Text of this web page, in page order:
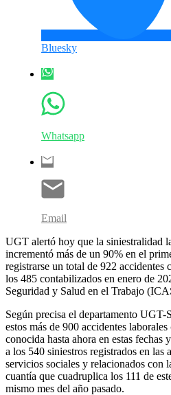
Bluesky
Whatsapp
Email
UGT alertó hoy que la siniestralidad
incrementó más de un 90% en el
registrarse un total de 922 accidentes
los 485 contabilizados en enero de
Seguridad y Salud en el Trabajo
Según precisa el departamento
estos más de 900 accidentes
conocida hasta ahora en estas fechas
a los 540 siniestros registrados en las
servicios sociales y relacionados con
cuantía que cuadruplica los 111 de
mismo mes del año pasado.